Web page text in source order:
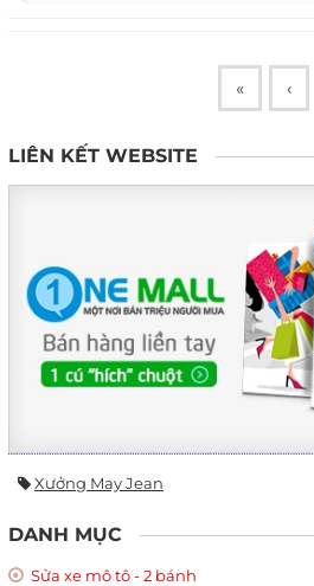
« ‹
LIÊN KẾT WEBSITE
Xưởng May Jean
DANH MỤC
Sửa xe mô tô - 2 bánh